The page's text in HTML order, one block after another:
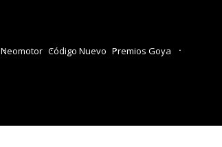
Neomotor Código Nuevo Premios Goya